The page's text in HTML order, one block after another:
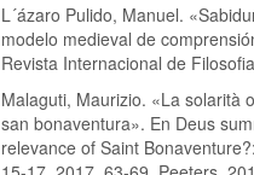
L´ázaro Pulido, Manuel.
modelo medieval de
Revista Internacional de
Malaguti, Maurizio. «La solarità
san bonaventura». En Deus
relevance of Saint